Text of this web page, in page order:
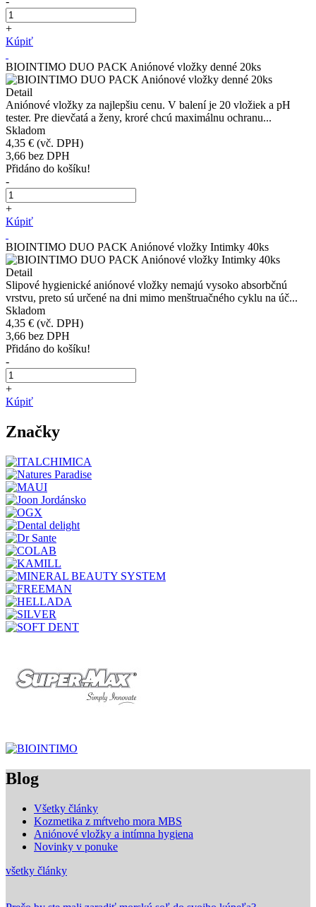
+
Kúpiť
BIOINTIMO DUO PACK Aniónové vložky denné 20ks
Detail
Aniónové vložky za najlepšiu cenu. V balení je 20 vložiek a pH
tester. Pre dievčatá a ženy, kroré chcú maximálnu ochranu...
Skladom
4,35 € (vč. DPH)
3,66 bez DPH
Přidáno do košíku!
-
+
Kúpiť
BIOINTIMO DUO PACK Aniónové vložky Intimky 40ks
Detail
Slipové hygienické aniónové vložky nemajú vysoko absorbčnú
vrstvu, preto sú určené na dni mimo menštruačného cyklu na úč...
Skladom
4,35 € (vč. DPH)
3,66 bez DPH
Přidáno do košíku!
-
+
Kúpiť
Značky
Blog
Všetky články
Kozmetika z mŕtveho mora MBS
Aniónové vložky a intímna hygiena
Novinky v ponuke
všetky články